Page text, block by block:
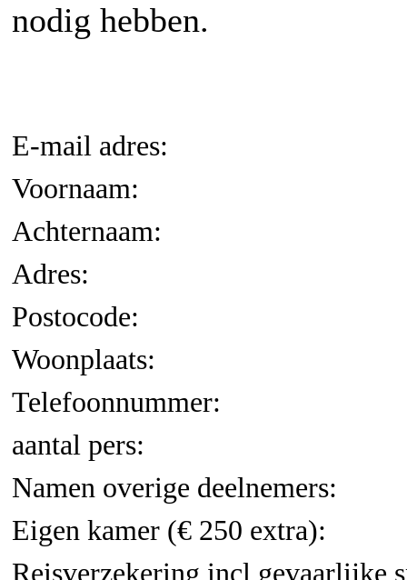
nodig hebben.
E-mail adres:
Voornaam:
Achternaam:
Adres:
Postocode:
Woonplaats:
Telefoonnummer:
aantal pers:
Namen overige deelnemers:
Eigen kamer (€ 250 extra):
Reisverzekering incl gevaarlijke